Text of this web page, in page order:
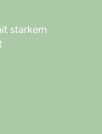
starkem